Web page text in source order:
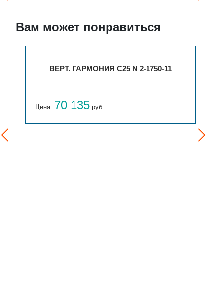
Вам может понравиться
ВЕРТ. ГАРМОНИЯ С25 N 2-1750-11
Цена: 70 135 руб.